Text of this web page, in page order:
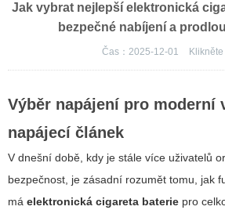
Jak vybrat nejlepší elektronická
bezpečné nabíjení a
Čas：2025-12-01 Klikněte
Výběr napájení pro moderní
napájecí článek
V dnešní době, kdy je stále více uživatelů
bezpečnost, je zásadní rozumět tomu, jak
má elektronická cigareta baterie pro